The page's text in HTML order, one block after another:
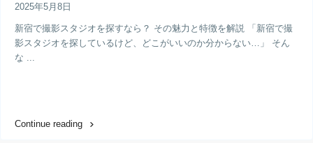
2025年5月8日
新宿で撮影スタジオを探すなら？ その魅力と特徴を解説 「新宿で撮
影スタジオを探しているけど、どこがいいのか分からない…」 そん
な ...
Continue reading